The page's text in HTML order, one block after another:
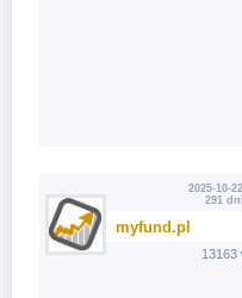
2025-10-
291
myfund.pl
13163